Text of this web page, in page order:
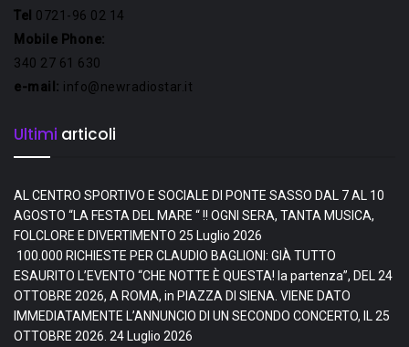
Tel 0721-96 02 14
Mobile Phone:
340 27 61 630
e-mail: info@newradiostar.it
Ultimi articoli
AL CENTRO SPORTIVO E SOCIALE DI PONTE SASSO DAL 7 AL 10
AGOSTO “LA FESTA DEL MARE “ !! OGNI SERA, TANTA MUSICA,
FOLCLORE E DIVERTIMENTO 25 Luglio 2026
100.000 RICHIESTE PER CLAUDIO BAGLIONI: GIÀ TUTTO
ESAURITO L’EVENTO “CHE NOTTE È QUESTA! la partenza”, DEL 24
OTTOBRE 2026, A ROMA, in PIAZZA DI SIENA. VIENE DATO
IMMEDIATAMENTE L’ANNUNCIO DI UN SECONDO CONCERTO, IL 25
OTTOBRE 2026. 24 Luglio 2026